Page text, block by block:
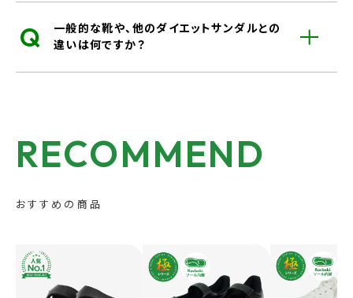
適正やサイズ選びをさらに知りたい方
サポートガイドを見る
Q
一般的な靴や、他のダイエットサンダルとの
違いは何ですか？
RECOMMEND
おすすめの商品